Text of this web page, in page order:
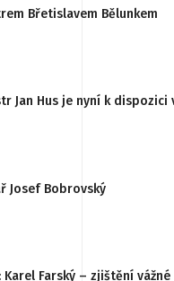
Břetislavem Bělunkem
Jan Hus je nyní k
Josef Bobrovský
Karel Farský – zjištění